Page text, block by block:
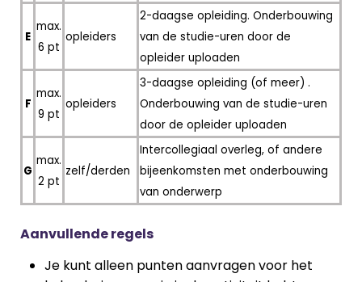
E
max.
6 pt
opleiders
2-daagse opleiding. Onderbouwing
van de studie-uren door de
opleider uploaden
F
max.
9 pt
opleiders
3-daagse opleiding (of meer) .
Onderbouwing van de studie-uren
door de opleider uploaden
G
max.
2 pt
zelf/derden
Intercollegiaal overleg, of andere
bijeenkomsten met onderbouwing
van onderwerp
Aanvullende regels
Je kunt alleen punten aanvragen voor het